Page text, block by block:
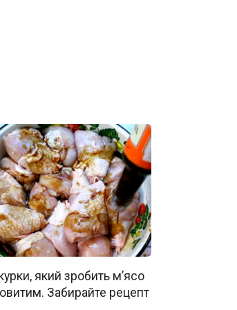
який зробить м’ясо
Забирайте рецепт